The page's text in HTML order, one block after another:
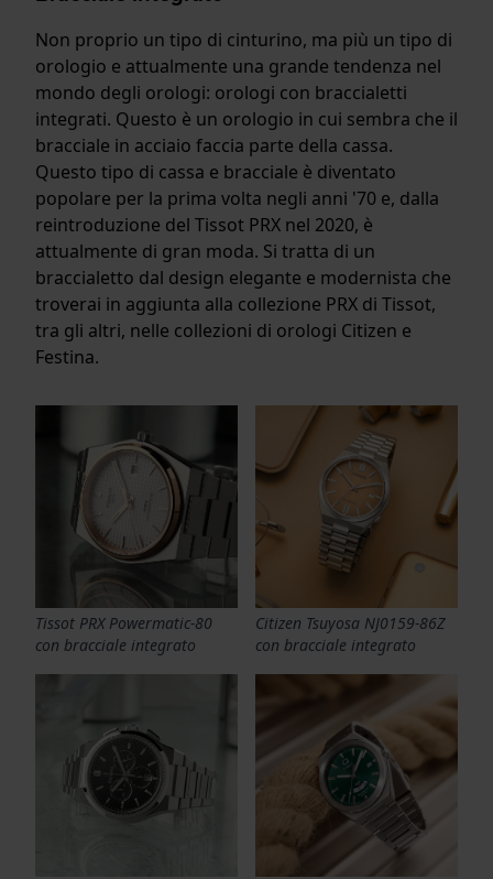
Non proprio un tipo di cinturino, ma più un tipo di
orologio e attualmente una grande tendenza nel
mondo degli orologi: orologi con braccialetti
integrati. Questo è un orologio in cui sembra che il
bracciale in acciaio faccia parte della cassa.
Questo tipo di cassa e bracciale è diventato
popolare per la prima volta negli anni '70 e, dalla
reintroduzione del Tissot PRX nel 2020, è
attualmente di gran moda. Si tratta di un
braccialetto dal design elegante e modernista che
troverai in aggiunta alla collezione PRX di Tissot,
tra gli altri, nelle collezioni di orologi Citizen e
Festina.
Tissot PRX Powermatic-80
con bracciale integrato
Citizen Tsuyosa NJ0159-86Z
con bracciale integrato